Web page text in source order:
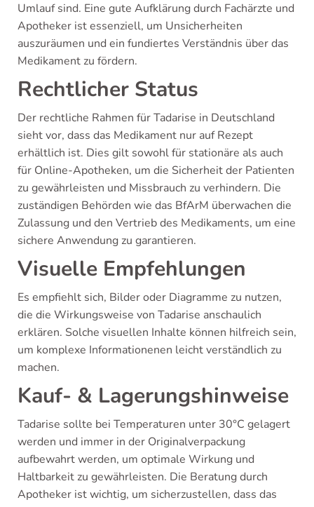
Umlauf sind. Eine gute Aufklärung durch Fachärzte und
Apotheker ist essenziell, um Unsicherheiten
auszuräumen und ein fundiertes Verständnis über das
Medikament zu fördern.
Rechtlicher Status
Der rechtliche Rahmen für Tadarise in Deutschland
sieht vor, dass das Medikament nur auf Rezept
erhältlich ist. Dies gilt sowohl für stationäre als auch
für Online-Apotheken, um die Sicherheit der Patienten
zu gewährleisten und Missbrauch zu verhindern. Die
zuständigen Behörden wie das BfArM überwachen die
Zulassung und den Vertrieb des Medikaments, um eine
sichere Anwendung zu garantieren.
Visuelle Empfehlungen
Es empfiehlt sich, Bilder oder Diagramme zu nutzen,
die die Wirkungsweise von Tadarise anschaulich
erklären. Solche visuellen Inhalte können hilfreich sein,
um komplexe Informationenen leicht verständlich zu
machen.
Kauf- & Lagerungshinweise
Tadarise sollte bei Temperaturen unter 30°C gelagert
werden und immer in der Originalverpackung
aufbewahrt werden, um optimale Wirkung und
Haltbarkeit zu gewährleisten. Die Beratung durch
Apotheker ist wichtig, um sicherzustellen, dass das